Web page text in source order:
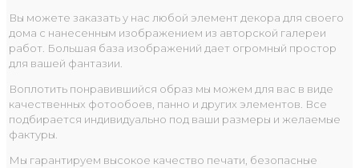
Вы можете заказать у нас любой элемент декора для своего
дома с нанесенным изображением из авторской галереи
работ. Большая база изображений дает огромный простор
для вашей фантазии.
Воплотить понравившийся образ мы можем для вас в виде
качественных фотообоев, панно и других элементов. Все
подбирается индивидуально под ваши размеры и желаемые
фактуры.
Мы гарантируем высокое качество печати, безопасные